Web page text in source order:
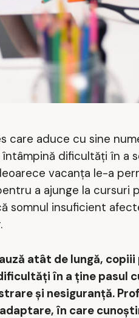
care aduce cu sine
dificultăți în a
vacanța le-a
a ajunge la cursuri
somnul insuficient
atât de lungă,
în a ține pasul
și nesiguranță.
în care